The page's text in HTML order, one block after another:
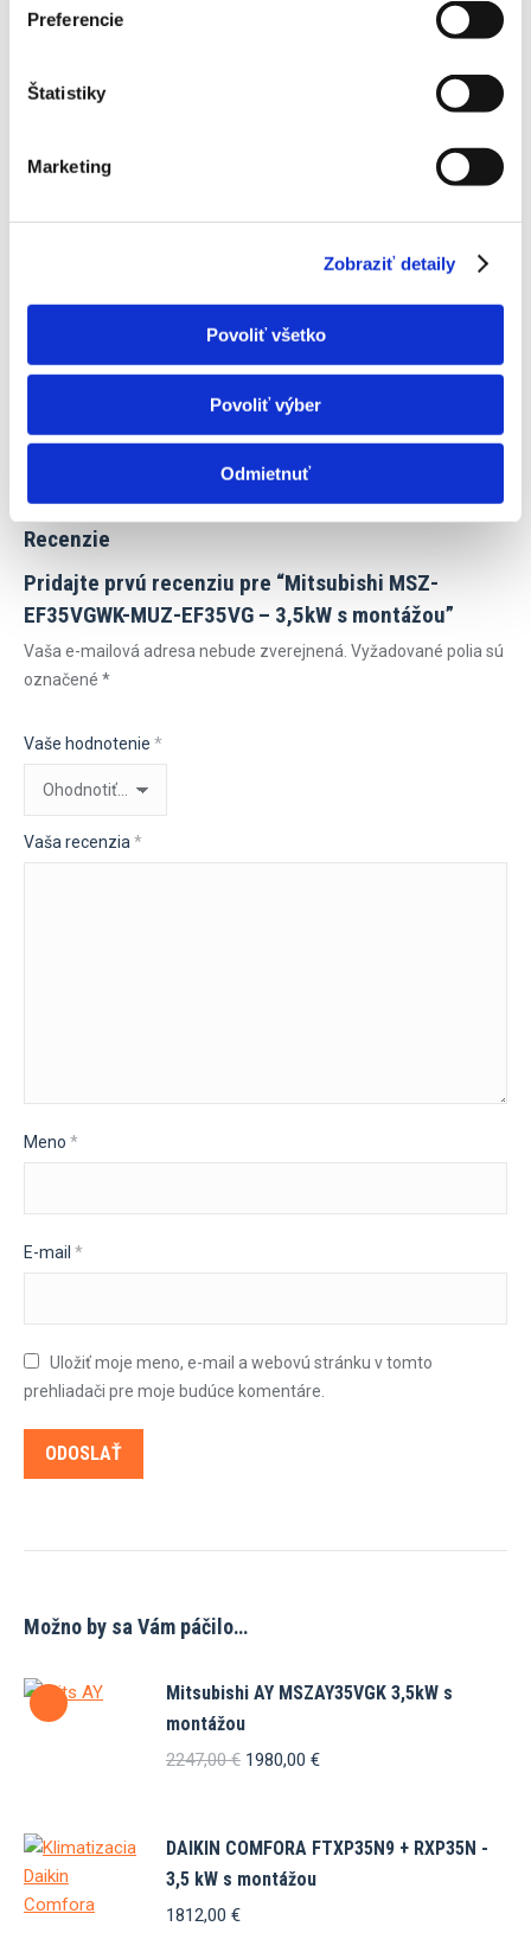
Preferencie
Štatistiky
Marketing
Zobraziť detaily
Povoliť všetko
Povoliť výber
Odmietnuť
Cu potrubie a montážne estetické krycie lišty nad 3bm sa
rátajú podľa skutočnej spotreby. Aktuálny cenník nad budget
Vykurovaci Vykon
Energeticka Trieda
A++
800 x 285 x 550
Rozmery Vnutorne
885 x 195 x 299
21 – 36 db
Rozloha Miestnosti
do 40m2
Recenzie
Pridajte prvú recenziu pre “Mitsubishi MSZ-
EF35VGWK-MUZ-EF35VG – 3,5kW s montážou”
Vaša e-mailová adresa nebude zverejnená. Vyžadované polia sú
označené *
Vaše hodnotenie *
Vaša recenzia *
Meno *
E-mail *
Uložiť moje meno, e-mail a webovú stránku v tomto
prehliadači pre moje budúce komentáre.
Možno by sa Vám páčilo…
Mitsubishi AY MSZAY35VGK 3,5kW s
montážou
2247,00€ Pôvodná
2247,00 €.
1980,00 €Aktuálna
1980,00 €.
DAIKIN COMFORA FTXP35N9 + RXP35N -
3,5 kW s montážou
1812,00 €